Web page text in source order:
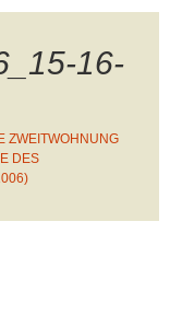
16-
ZWEITWOHNUNG
DES